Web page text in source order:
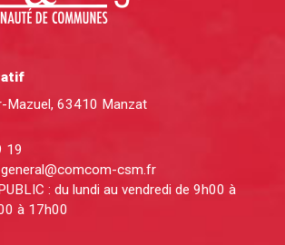
Mazuel, 63410 Manzat
19
csm.fr
: du lundi au vendredi de 9h00 à
à 17h00